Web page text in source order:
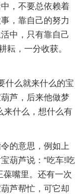
，不要总依赖着
，靠自己的努力
中，只有靠自己
耘，一分收获。
什么就来什么的宝
芦，后来他做梦
来什么，想什么有
的意思，例如上
葫芦说：“吃车!吃
葆嘴里。还有一次
芦帮忙，可它却